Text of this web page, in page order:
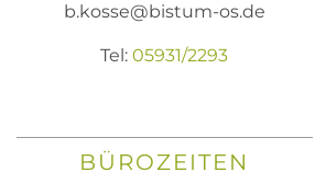
b.kosse@bistum-os.de
Tel:05931/2293
BÜROZEITEN